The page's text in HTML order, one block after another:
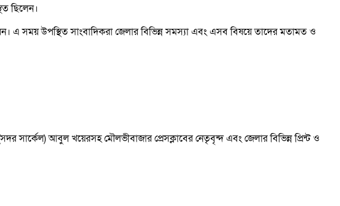
ছিলেন।
এ সময় উপস্থিত সাংবাদিকরা জেলার বিভিন্ন সমস্যা এবং এসব বিষয়ে তাদের মতামত ও
আবুল খয়েরসহ মৌলভীবাজার প্রেসক্লাবের নেতৃবৃন্দ এবং জেলার বিভিন্ন প্রিন্ট ও